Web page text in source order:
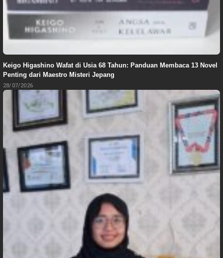
Keigo Higashino Wafat di Usia 68 Tahun: Panduan Membaca 13 Novel
Penting dari Maestro Misteri Jepang
28/07/2026